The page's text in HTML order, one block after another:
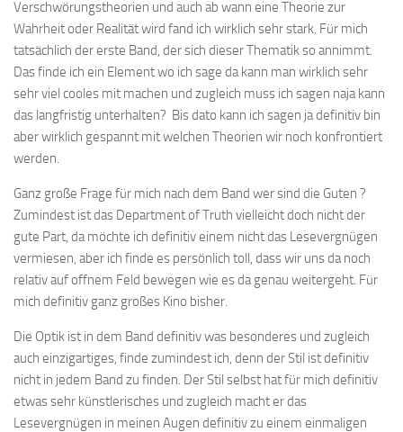
Verschwörungstheorien und auch ab wann eine Theorie zur
Wahrheit oder Realität wird fand ich wirklich sehr stark. Für mich
tatsächlich der erste Band, der sich dieser Thematik so annimmt.
Das finde ich ein Element wo ich sage da kann man wirklich sehr
sehr viel cooles mit machen und zugleich muss ich sagen naja kann
das langfristig unterhalten? Bis dato kann ich sagen ja definitiv bin
aber wirklich gespannt mit welchen Theorien wir noch konfrontiert
werden.
Ganz große Frage für mich nach dem Band wer sind die Guten ?
Zumindest ist das Department of Truth vielleicht doch nicht der
gute Part, da möchte ich definitiv einem nicht das Lesevergnügen
vermiesen, aber ich finde es persönlich toll, dass wir uns da noch
relativ auf offnem Feld bewegen wie es da genau weitergeht. Für
mich definitiv ganz großes Kino bisher.
Die Optik ist in dem Band definitiv was besonderes und zugleich
auch einzigartiges, finde zumindest ich, denn der Stil ist definitiv
nicht in jedem Band zu finden. Der Stil selbst hat für mich definitiv
etwas sehr künstlerisches und zugleich macht er das
Lesevergnügen in meinen Augen definitiv zu einem einmaligen